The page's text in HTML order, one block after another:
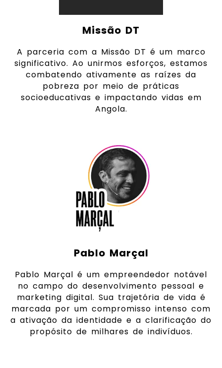
Missão DT
A parceria com a Missão DT é um marco
significativo. Ao unirmos esforços, estamos
combatendo ativamente as raízes da
pobreza por meio de práticas
socioeducativas e impactando vidas em
Angola.
Pablo Marçal
Pablo Marçal é um empreendedor notável
no campo do desenvolvimento pessoal e
marketing digital. Sua trajetória de vida é
marcada por um compromisso intenso com
a ativação da identidade e a clarificação do
propósito de milhares de indivíduos.